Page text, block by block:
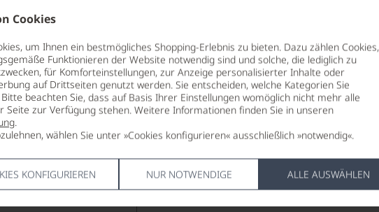
Cookies
um Ihnen ein bestmögliches Shopping-Erlebnis zu bieten. Dazu zählen Cookies,
Funktionieren der Website notwendig sind und solche, die lediglich zu
für Komforteinstellungen, zur Anzeige personalisierter Inhalte oder
auf Drittseiten genutzt werden. Sie entscheiden, welche Kategorien Sie
beachten Sie, dass auf Basis Ihrer Einstellungen womöglich nicht mehr alle
Seite zur Verfügung stehen. Weitere Informationen finden Sie in unseren
.
wählen Sie unter »Cookies konfigurieren« ausschließlich »notwendig«.
KONFIGURIEREN NUR NOTWENDIGE ALLE AUSWÄHLEN
€ 54,90 *